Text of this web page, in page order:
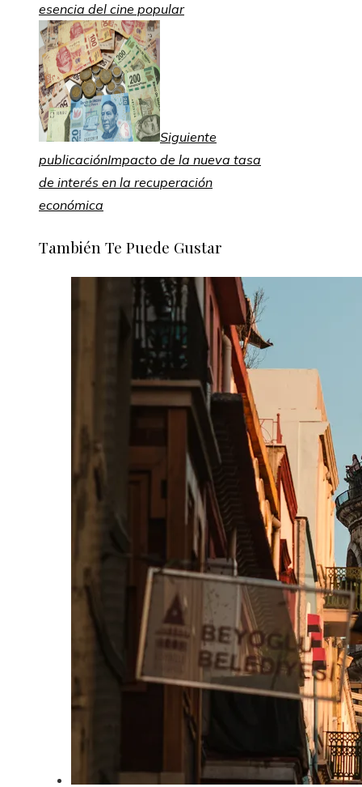
esencia del cine popular
Siguiente
publicaciónImpacto de la nueva tasa
de interés en la recuperación
económica
También Te Puede Gustar